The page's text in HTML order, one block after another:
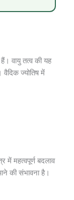
वायु तत्व की यह
ज्योतिष में
में महत्वपूर्ण बदलाव
की संभावना है।